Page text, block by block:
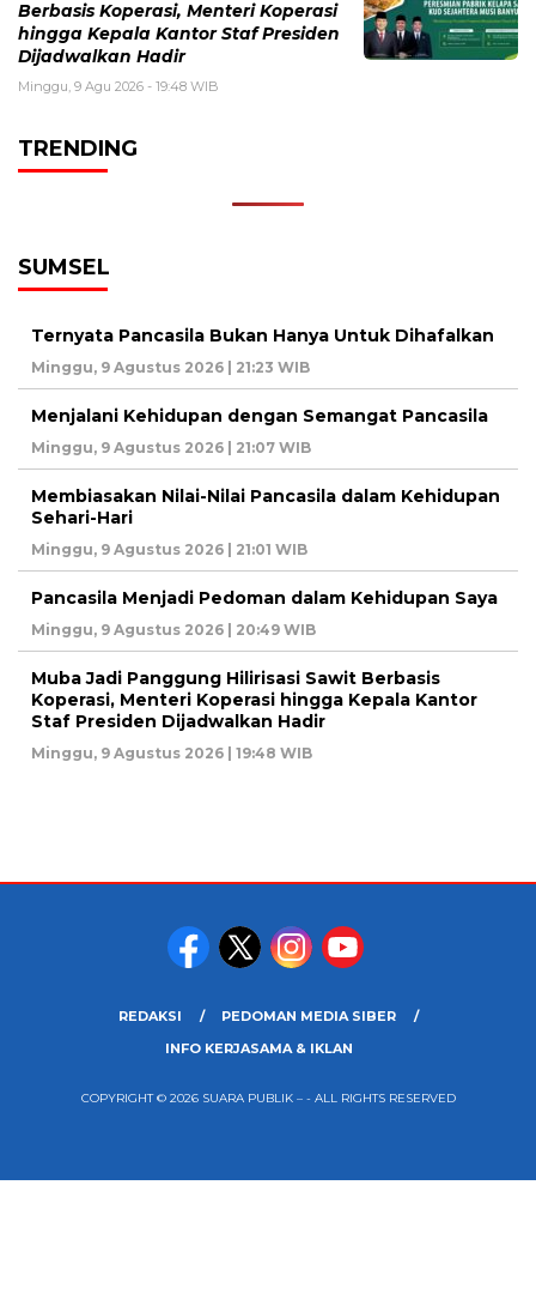
Berbasis Koperasi, Menteri Koperasi
hingga Kepala Kantor Staf Presiden
Dijadwalkan Hadir
Minggu, 9 Agu 2026 - 19:48 WIB
TRENDING
SUMSEL
Ternyata Pancasila Bukan Hanya Untuk Dihafalkan
Minggu, 9 Agustus 2026 | 21:23 WIB
Menjalani Kehidupan dengan Semangat Pancasila
Minggu, 9 Agustus 2026 | 21:07 WIB
Membiasakan Nilai-Nilai Pancasila dalam Kehidupan
Sehari-Hari
Minggu, 9 Agustus 2026 | 21:01 WIB
Pancasila Menjadi Pedoman dalam Kehidupan Saya
Minggu, 9 Agustus 2026 | 20:49 WIB
Muba Jadi Panggung Hilirisasi Sawit Berbasis
Koperasi, Menteri Koperasi hingga Kepala Kantor
Staf Presiden Dijadwalkan Hadir
Minggu, 9 Agustus 2026 | 19:48 WIB
REDAKSI
PEDOMAN MEDIA SIBER
INFO KERJASAMA & IKLAN
COPYRIGHT © 2026 SUARA PUBLIK – - ALL RIGHTS RESERVED